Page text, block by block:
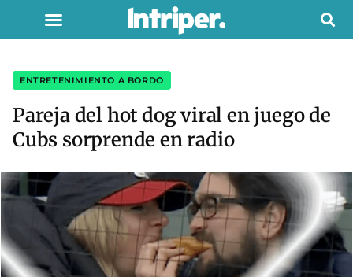
ENTRETENIMIENTO A BORDO
Pareja del hot dog viral en juego de
Cubs sorprende en radio